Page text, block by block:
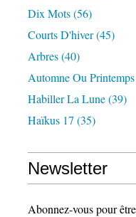
Dix Mots(56)
Courts D'hiver(45)
Arbres(40)
Automne Ou Printemps
Habiller La Lune(39)
Haïkus 17 (35)
Newsletter
Abonnez-vous pour